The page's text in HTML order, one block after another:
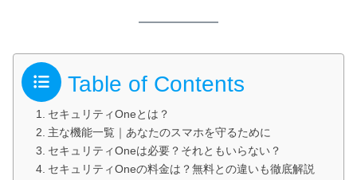
Table of Contents
セキュリティOneとは？
主な機能一覧｜あなたのスマホを守るために
セキュリティOneは必要？それともいらない？
セキュリティOneの料金は？無料との違いも徹底解説